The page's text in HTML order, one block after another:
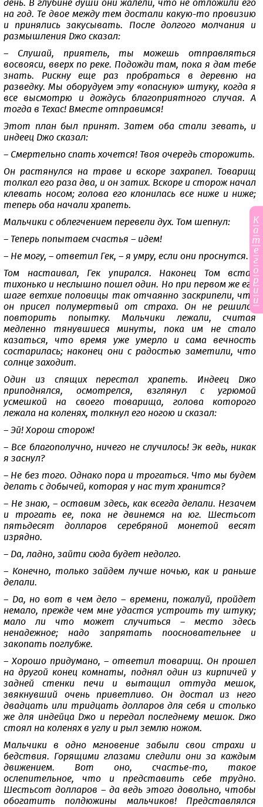
день. В глубине души они жалели, что не отложили его
на год. Те двое между тем достали какую-то провизию
и принялись закусывать. После долгого молчания и
размышления Джо сказал:
– Слушай, приятель, ты можешь отправляться
восвояси, вверх по реке. Подожди там, пока я дам тебе
знать. Рискну еще раз пробраться в деревню на
разведку. Мы оборудуем эту «опасную» штуку, когда я
все высмотрю и дождусь благоприятного случая. А
тогда в Техас! Вместе отправимся!
Этот план был принят. Затем оба стали зевать, и
индеец Джо сказал:
– Смертельно спать хочется! Твоя очередь сторожить.
Он растянулся на траве и вскоре захрапел. Товарищ
толкал его раза два, и он затих. Вскоре и сторож начал
клевать носом; голова его клонилась все ниже и ниже;
теперь оба начали храпеть.
Мальчики с облегчением перевели дух. Том шепнул:
– Теперь попытаем счастья – идем!
– Не могу, – ответил Гек, – я умру, если они проснутся.
Том настаивал, Гек упирался. Наконец Том встал
тихонько и неслышно пошел один. Но при первом же его
шаге ветхие половицы так отчаянно заскрипели, что
он присел полумертвый от страха. Он не решился
повторить попытку. Мальчики лежали, считая
медленно тянувшиеся минуты, пока им не стало
казаться, что время уже умерло и сама вечность
состарилась; наконец они с радостью заметили, что
солнце заходит.
Один из спящих перестал храпеть. Индеец Джо
приподнялся, осмотрелся, взглянул с угрюмой
усмешкой на своего товарища, голова которого
лежала на коленях, толкнул его ногою и сказал:
– Эй! Хорош сторож!
– Все благополучно, ничего не случилось! Эк ведь, никак
я заснул?
– Не без того. Однако пора и трогаться. Что мы будем
делать с добычей, которая у нас тут хранится?
– Не знаю, – оставим здесь, как всегда делали. Незачем
и трогать ее, пока не двинемся на юг. Шестьсот
пятьдесят долларов серебряной монетой весят
изрядно.
– Да, ладно, зайти сюда будет недолго.
– Конечно, только зайдем лучше ночью, как и раньше
делали.
– Да, но вот в чем дело – времени, пожалуй, пройдет
немало, прежде чем мне удастся устроить ту штуку;
мало ли что может случиться – место здесь
ненадежное; надо запрятать поосновательнее и
закопать поглубже.
– Хорошо придумано, – ответил товарищ. Он прошел
на другой конец комнаты, поднял один из кирпичей у
задней стенки печи и вытащил оттуда мешок,
звякнувший очень приветливо. Он достал из него
двадцать или тридцать долларов для себя и столько
же для индейца Джо и передал последнему мешок. Джо
стоял на коленях в углу и рыл землю ножом.
Мальчики в одно мгновение забыли свои страхи и
бедствия. Горящими глазами следили они за каждым
движением. Вот оно, счастье-то, такое
ослепительное, что и представить себе трудно.
Шестьсот долларов – да ведь этого довольно, чтобы
обогатить полдюжины мальчиков! Представлялся
К
а
т
е
г
о
р
и
и